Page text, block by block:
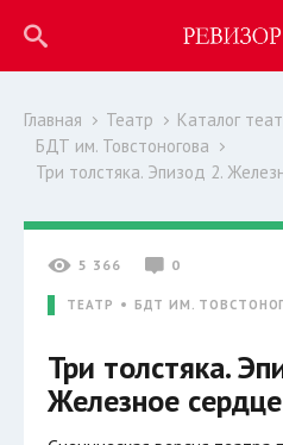
Главная Театр
Каталог
БДТ им. Товстоногова
Три толстяка. Эпизод 2.
5 366 0
ТЕАТР БДТ ИМ.
Три толстяка.
Железное сердце